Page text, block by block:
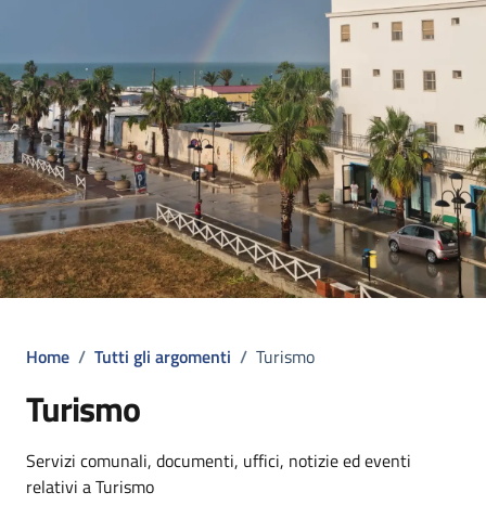
Home / Tutti gli argomenti / Turismo
Turismo
Dettagli dell'argomento
Servizi comunali, documenti, uffici, notizie ed eventi
relativi a Turismo